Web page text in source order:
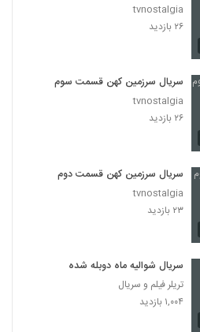
tvnostalgia
۲۶ بازدید
سریال سرزمین کهن قسمت سوم
tvnostalgia
۲۶ بازدید
سریال سرزمین کهن قسمت دوم
tvnostalgia
۲۳ بازدید
سریال شوالیه ماه دوبله شده
تریلر فیلم و سریال
۱,۰۰۴ بازدید